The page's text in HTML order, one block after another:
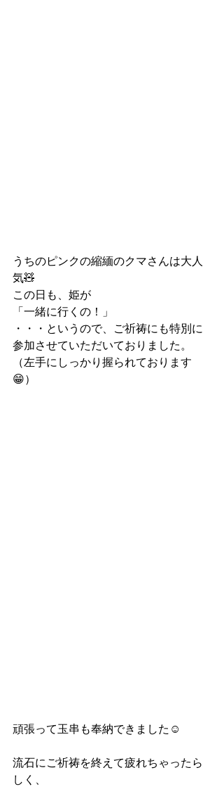
うちのピンクの縮緬のクマさんは大人
気🧸
この日も、姫が
「一緒に行くの！」
・・・というので、ご祈祷にも特別に
参加させていただいておりました。
（左手にしっかり握られております
😁）
頑張って玉串も奉納できました☺︎
流石にご祈祷を終えて疲れちゃったら
しく、